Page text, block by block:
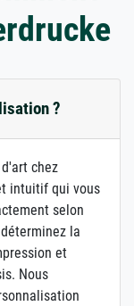
?
chez
intuitif qui vous
selon
la
et
Nous